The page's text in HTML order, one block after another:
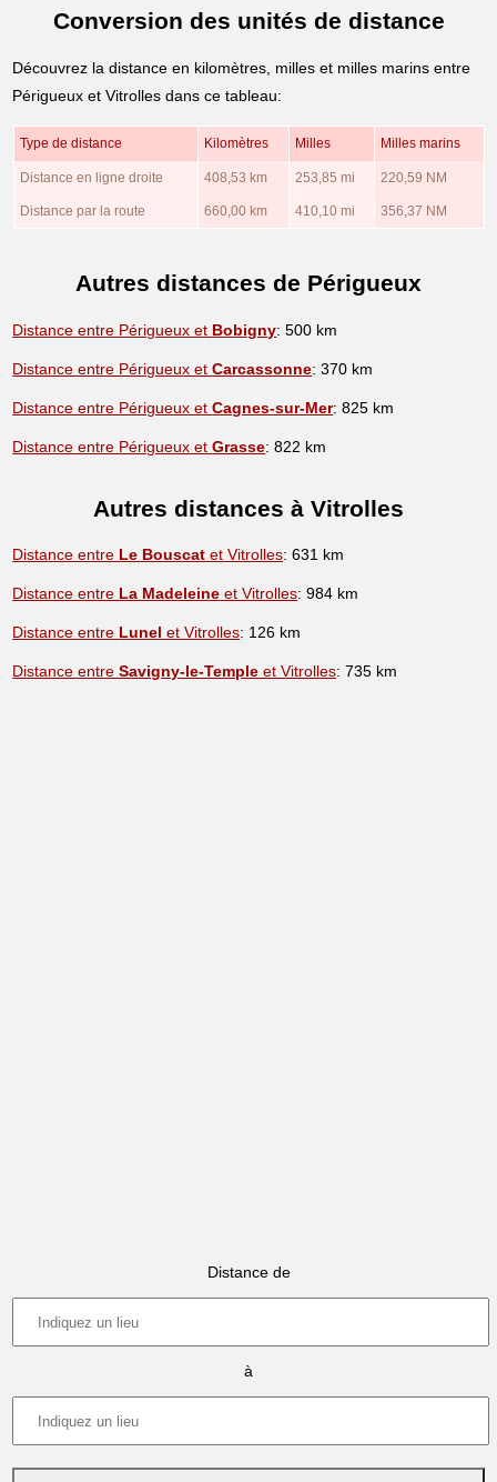
Conversion des unités de distance
Découvrez la distance en kilomètres, milles et milles marins entre
Périgueux et Vitrolles dans ce tableau:
Type de distance Kilomètres Milles Milles marins
Distance en ligne droite 408,53 km 253,85 mi 220,59 NM
Distance par la route 660,00 km 410,10 mi 356,37 NM
Autres distances de Périgueux
Distance entre Périgueux et Bobigny: 500 km
Distance entre Périgueux etCarcassonne: 370 km
Distance entre Périgueux etCagnes-sur-Mer: 825 km
Distance entre Périgueux etGrasse: 822 km
Autres distances à Vitrolles
Distance entre Le Bouscat et Vitrolles: 631 km
Distance entre La Madeleine et Vitrolles: 984 km
Distance entre Lunel et Vitrolles: 126 km
Distance entreSavigny-le-Temple et Vitrolles: 735 km
Distance de
à